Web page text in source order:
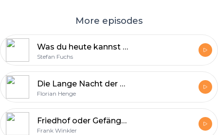
More episodes
Was du heute kannst besorgen ... - Online-Kurs gegen die Aufschiebe-Sucht - Beitrag bei Radio KIT am 11.09.2014
Stefan Fuchs
Die Lange Nacht der Abschlussarbeit - Gastbeitrag von Radio AudioMax aus Darmstadt - Beitrag bei Radio KIT am 31.07.2014
Florian Henge
Friedhof oder Gefängnis - KITeraturschlonz die Zweite - Beitrag bei Radio KIT am 31.07.2014
Frank Winkler